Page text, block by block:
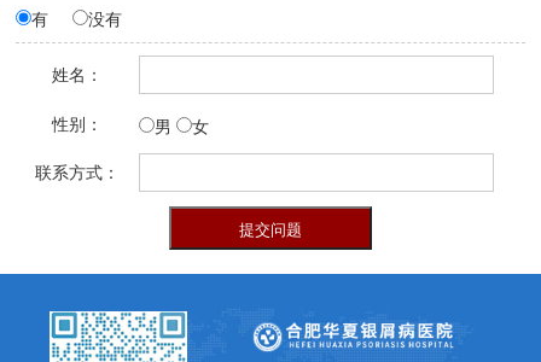
有
没有
姓名：
性别： 男 女
联系方式：